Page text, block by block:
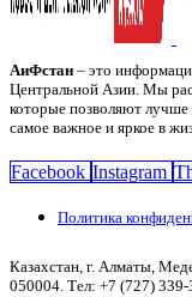
АиФстан – это
Центральной Азии. Мы
которые позволяют
самое важное и яркое в
Facebook Instagram
Политика
Казахстан, г. Алматы,
050004. Тел: +7 (727) 339-